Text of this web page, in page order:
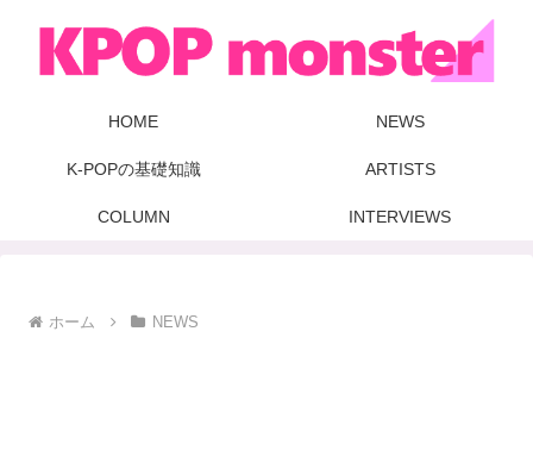
HOME NEWS
K-POPの基礎知識 ARTISTS
COLUMN INTERVIEWS
ホーム NEWS